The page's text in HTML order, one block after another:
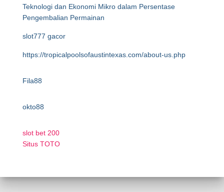
Teknologi dan Ekonomi Mikro dalam Persentase
Pengembalian Permainan
slot777 gacor
https://tropicalpoolsofaustintexas.com/about-us.php
Fila88
okto88
slot bet 200
Situs TOTO